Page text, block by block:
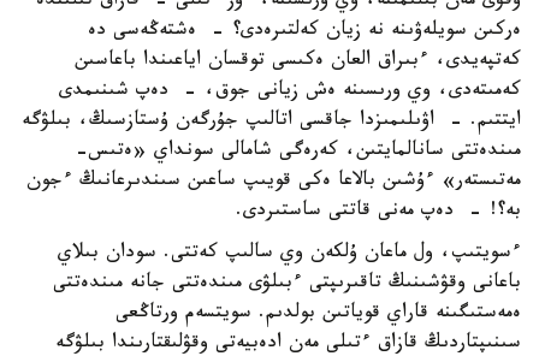
ەركىن سويلەۋىنە نە زيان كەلتىرەدى؟ - ەشتەڭەسى دە
كەتپەيدى، ءبىراق العان ەكىسى توقسان اياعىندا باعاسىن
كەمىتەدى، وي ورىسىنە ەش زيانى جوق، - دەپ شىنىمدى
ايتتىم. - اۋىلىمىزدا جاقسى اتالىپ جۇرگەن ۇستازسىڭ، بىلۋگە
مىندەتتى سانالمايتىن، كەرەگى شامالى سونداي «ەتىس-
مەتىستەر» ءۇشىن بالاعا ەكى قويىپ ساعىن سىندىرعانىڭ ءجون
بە؟! - دەپ مەنى قاتتى ساستىردى.
ءسويتىپ، ول ماعان ۇلكەن وي سالىپ كەتتى. سودان بىلاي
باعانى وقۋشىنىڭ تاقىرىپتى ءبىلۋى مىندەتتى جانە مىندەتتى
ەمەستىگىنە قاراي قوياتىن بولدىم. سويتسەم ورتاڭعى
سىنىپتاردىڭ قازاق ءتىلى مەن ادەبيەتى وقۋلىقتارىندا بىلۋگە